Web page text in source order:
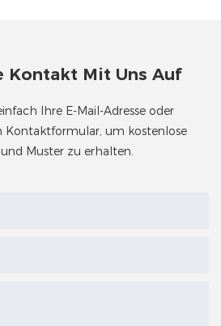
Kontakt Mit Uns Auf
Ihre E-Mail-Adresse oder
Kontaktformular, um kostenlose
Muster zu erhalten.